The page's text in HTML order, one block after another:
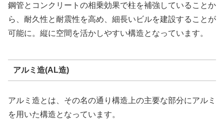
鋼管とコンクリートの相乗効果で柱を補強していることか
ら、耐久性と耐震性を高め、細長いビルを建設することが
可能に。縦に空間を活かしやすい構造となっています。
アルミ造(AL造)
アルミ造とは、その名の通り構造上の主要な部分にアルミ
を用いた構造となっています。